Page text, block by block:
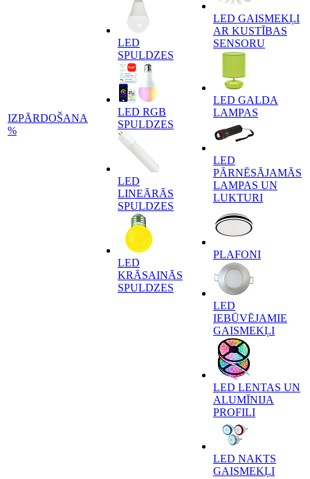
IZPĀRDOŠANA
%
LED
SPULDZES
LED RGB
SPULDZES
LED
LINEĀRĀS
SPULDZES
LED
KRĀSAINĀS
SPULDZES
LED GAISMEKĻI
AR KUSTĪBAS
SENSORU
LED GALDA
LAMPAS
LED
PĀRNĒSĀJAMĀS
LAMPAS UN
LUKTURI
PLAFONI
LED
IEBŪVĒJAMIE
GAISMEKĻI
LED LENTAS UN
ALUMĪNIJA
PROFILI
LED NAKTS
GAISMEKĻI